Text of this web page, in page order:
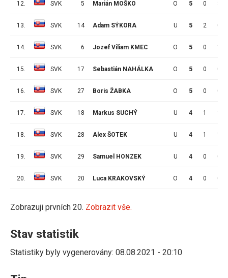
12. SVK 5 Marián MOŠKO O 5 0
13. SVK 14 Adam SÝKORA U 5 2 0
14. SVK 6 Jozef Viliam KMEC O 5 0
15. SVK 17 Sebastián NAHÁLKA O 5 0 0
16. SVK 27 Boris ŽABKA O 5 0 0
17. SVK 18 Markus SUCHÝ U 4 1
18. SVK 28 Alex ŠOTEK U 4 1
19. SVK 29 Samuel HONZEK U 4 0 0
20. SVK 20 Luca KRAKOVSKÝ O 4 0 0
Zobrazuji prvních 20. Zobrazit vše.
Stav statistik
Statistiky byly vygenerovány: 08.08.2021 - 20:10